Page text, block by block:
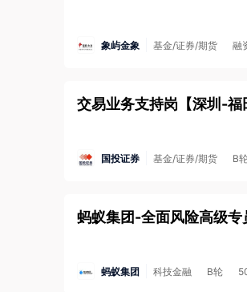
象屿金象 基金/证券/期货 融
交易业务支持岗 【深圳-福
国投证券 基金/证券/期货 B
蚂蚁集团 科技金融 B轮